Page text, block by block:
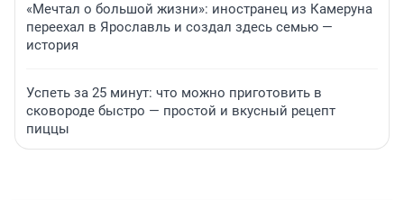
«Мечтал о большой жизни»: иностранец из Камеруна
переехал в Ярославль и создал здесь семью —
история
Успеть за 25 минут: что можно приготовить в
сковороде быстро — простой и вкусный рецепт
пиццы